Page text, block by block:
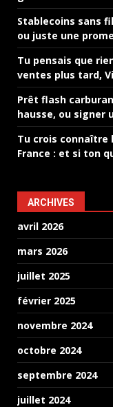
Stablecoins sans
ou juste une
Tu pensais que
ventes plus tard,
Prêt flash
hausse, ou signer
Tu crois connaître
France : et si ton
ARCHIVES
avril 2026
mars 2026
juillet 2025
février 2025
novembre 2024
octobre 2024
septembre 2024
juillet 2024